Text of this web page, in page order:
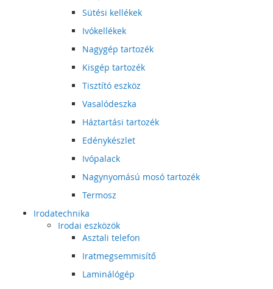
Sütési kellékek
Ivókellékek
Nagygép tartozék
Kisgép tartozék
Tisztító eszköz
Vasalódeszka
Háztartási tartozék
Edénykészlet
Ivópalack
Nagynyomású mosó tartozék
Termosz
Irodatechnika
Irodai eszközök
Asztali telefon
Iratmegsemmisítő
Laminálógép